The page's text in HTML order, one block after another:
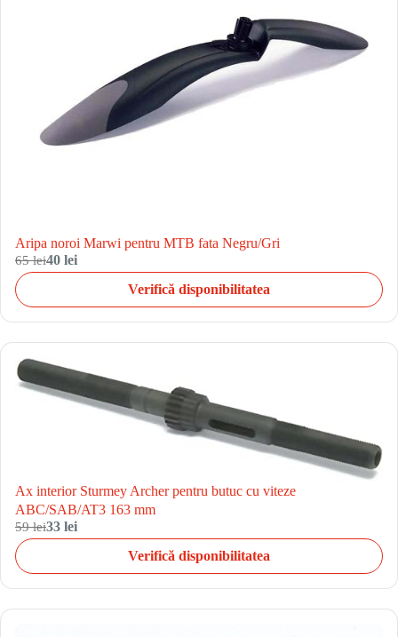
Aripa noroi Marwi pentru MTB fata Negru/Gri
65 lei40 lei
Verifică disponibilitatea
Ax interior Sturmey Archer pentru butuc cu viteze
ABC/SAB/AT3 163 mm
59 lei33 lei
Verifică disponibilitatea